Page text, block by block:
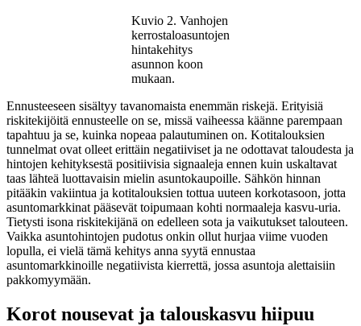
Kuvio 2. Vanhojen
kerrostaloasuntojen
hintakehitys
asunnon koon
mukaan.
Ennusteeseen sisältyy tavanomaista enemmän riskejä. Erityisiä
riskitekijöitä ennusteelle on se, missä vaiheessa käänne parempaan
tapahtuu ja se, kuinka nopeaa palautuminen on. Kotitalouksien
tunnelmat ovat olleet erittäin negatiiviset ja ne odottavat taloudesta ja
hintojen kehityksestä positiivisia signaaleja ennen kuin uskaltavat
taas lähteä luottavaisin mielin asuntokaupoille. Sähkön hinnan
pitääkin vakiintua ja kotitalouksien tottua uuteen korkotasoon, jotta
asuntomarkkinat pääsevät toipumaan kohti normaaleja kasvu-uria.
Tietysti isona riskitekijänä on edelleen sota ja vaikutukset talouteen.
Vaikka asuntohintojen pudotus onkin ollut hurjaa viime vuoden
lopulla, ei vielä tämä kehitys anna syytä ennustaa
asuntomarkkinoille negatiivista kierrettä, jossa asuntoja alettaisiin
pakkomyymään.
Korot nousevat ja talouskasvu hiipuu